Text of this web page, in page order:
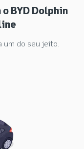
BYD Dolphin
um do seu jeito.